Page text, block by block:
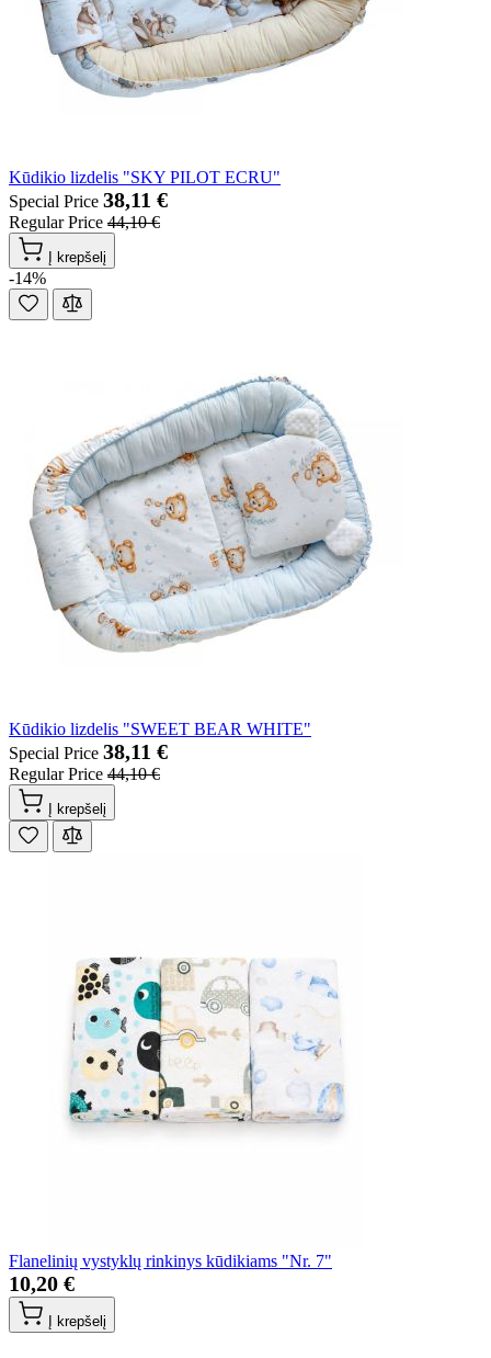
Kūdikio lizdelis "SKY PILOT ECRU"
Special Price 38,11 €
Regular Price 44,10 €
Į krepšelį
-14%
Kūdikio lizdelis "SWEET BEAR WHITE"
Special Price 38,11 €
Regular Price 44,10 €
Į krepšelį
Flanelinių vystyklų rinkinys kūdikiams "Nr. 7"
10,20 €
Į krepšelį